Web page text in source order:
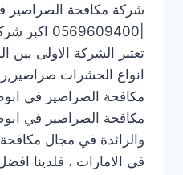
شركة مكافحة الصراصير
تعتبر الشركة الاولى بين
انواع الحشرات
مكافحة الصراصير في
مكافحة الصراصير في
والرائدة في مجال
في الامارات ، فلدينا